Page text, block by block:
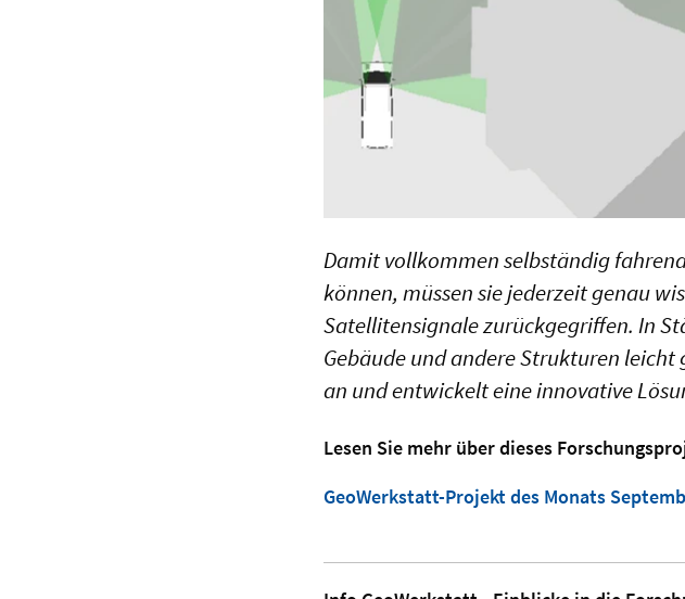
Damit vollkommen selbständig
können, müssen sie jederzeit genau
Satellitensignale zurückgegriffen. In
Gebäude und andere Strukturen
an und entwickelt eine innovative
Lesen Sie mehr über dieses
GeoWerkstatt-Projekt des Monats